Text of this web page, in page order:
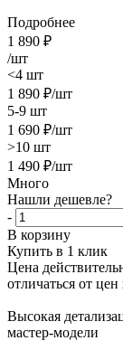
Подробнее
1 890 ₽
/шт
<4 шт
1 890 ₽/шт
5-9 шт
1 690 ₽/шт
>10 шт
1 490 ₽/шт
Много
Нашли дешевле?
-
В корзину
Купить в 1 клик
Цена
отличаться от
Высокая
мастер-модели